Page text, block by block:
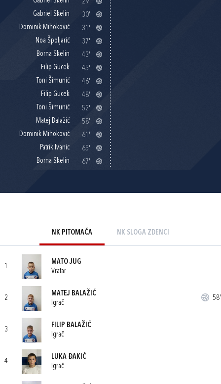
29'
Gabriel Skelin
30'
Dominik Mihoković
31'
Noa Špoljarić
37'
Borna Skelin
43'
Filip Gucek
45'
Toni Šimunić
46'
Filip Gucek
48'
Toni Šimunić
52'
Matej Balažić
58'
Dominik Mihoković
61'
Patrik Ivanic
65'
Borna Skelin
67'
NK PITOMAČA NK SLOGA ZDENCI
1
MATO JUG
Vratar
2
MATEJ BALAŽIĆ
Igrač
58'
3
FILIP BALAŽIĆ
Igrač
4
LUKA ĐAKIĆ
Igrač